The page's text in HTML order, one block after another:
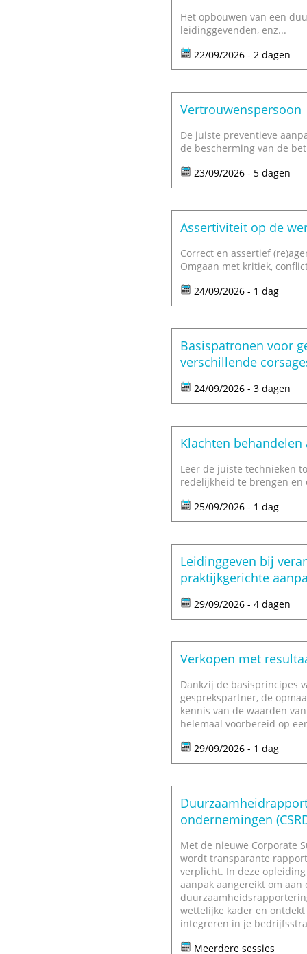
Het opbouwen van een
leidinggevenden, enz...
22/09/2026 - 2 dagen
Vertrouwenspersoon
De juiste preventieve
de bescherming van de
23/09/2026 - 5 dagen
Assertiviteit op de
Correct en assertief
Omgaan met kritiek,
24/09/2026 - 1 dag
Basispatronen voor
verschillende
24/09/2026 - 3 dagen
Klachten
Leer de juiste technieken
redelijkheid te brengen
25/09/2026 - 1 dag
Leidinggeven bij
praktijkgerichte
29/09/2026 - 4 dagen
Verkopen met
Dankzij de basisprincipes
gesprekspartner, de
kennis van de waarden
helemaal voorbereid op
29/09/2026 - 1 dag
ondernemingen
Met de nieuwe Corporate
wordt transparante
verplicht. In deze
aanpak aangereikt om aan
wettelijke kader en
integreren in je
Meerdere sessies